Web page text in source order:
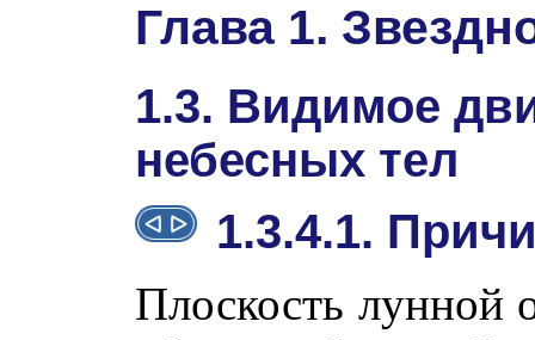
Глава 1.
1.3. Видимое
небесных тел
1.3.4.1.
Плоскость лунной